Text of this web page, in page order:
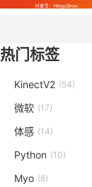
热门标签
KinectV2 (54)
微软 (17)
体感 (14)
Python (10)
Myo (8)